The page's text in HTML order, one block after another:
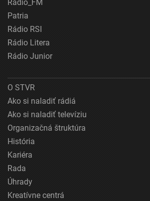
Rádio_FM
Patria
Rádio RSI
Rádio Litera
Rádio Junior
O STVR
Ako si naladiť rádiá
Ako si naladiť televíziu
Organizačná štruktúra
História
Kariéra
Rada
Úhrady
Kreatívne centrá